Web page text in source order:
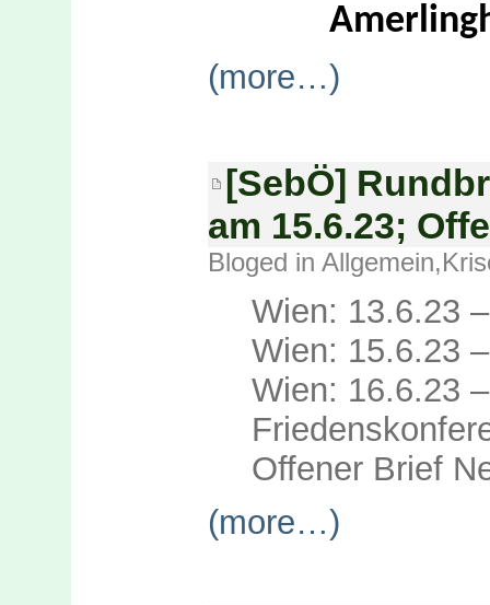
(more…)
[SebÖ]
am 15.6.23;
Bloged in Allgemein,
Wien: 13.6.23
Wien: 15.6.23
Wien: 16.6.23
Offener Brief
(more…)